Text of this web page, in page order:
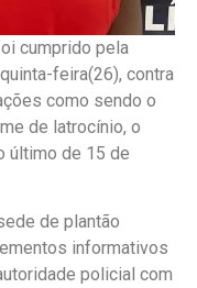
cumprido pela
feira(26), contra
como sendo o
de latrocínio, o
último de 15 de
de plantão
informativos
policial com